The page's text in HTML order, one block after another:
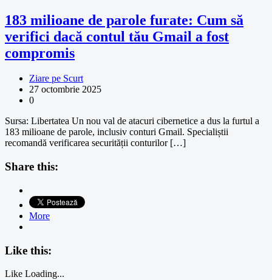
183 milioane de parole furate: Cum să
verifici dacă contul tău Gmail a fost
compromis
Ziare pe Scurt
27 octombrie 2025
0
Sursa: Libertatea Un nou val de atacuri cibernetice a dus la furtul a
183 milioane de parole, inclusiv conturi Gmail. Specialiștii
recomandă verificarea securității conturilor […]
Share this:
More
Like this:
Like Loading...